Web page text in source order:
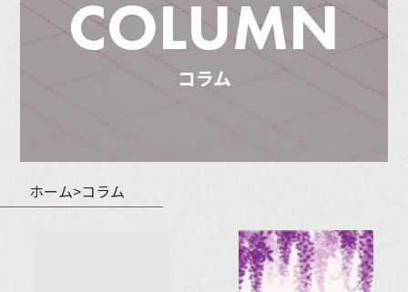
COLUMN
コラム
ホーム>コラム